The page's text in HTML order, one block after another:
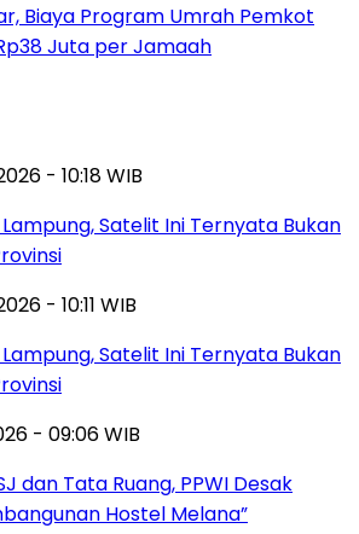
Biaya Program Umrah Pemkot
Juta per Jamaah
- 10:18 WIB
Satelit Ini Ternyata Bukan
- 10:11 WIB
Satelit Ini Ternyata Bukan
- 09:06 WIB
dan Tata Ruang, PPWI Desak
Hostel Melana”